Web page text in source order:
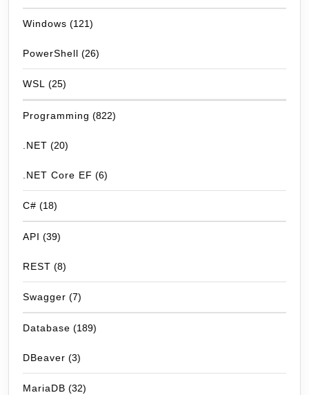
Windows (121)
PowerShell (26)
WSL (25)
Programming (822)
.NET (20)
.NET Core EF (6)
C# (18)
API (39)
REST (8)
Swagger (7)
Database (189)
DBeaver (3)
MariaDB (32)